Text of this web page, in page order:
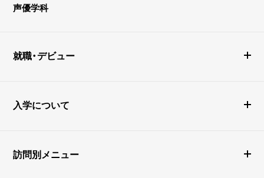
声優学科
就職・デビュー
入学について
訪問別メニュー